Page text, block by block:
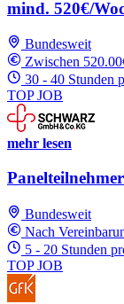
mind. 520€/
Bundesweit
Zwischen
30 - 40 Stunden
TOP JOB
mehr lesen
Bundesweit
Nach
5 - 20 Stunden
TOP JOB